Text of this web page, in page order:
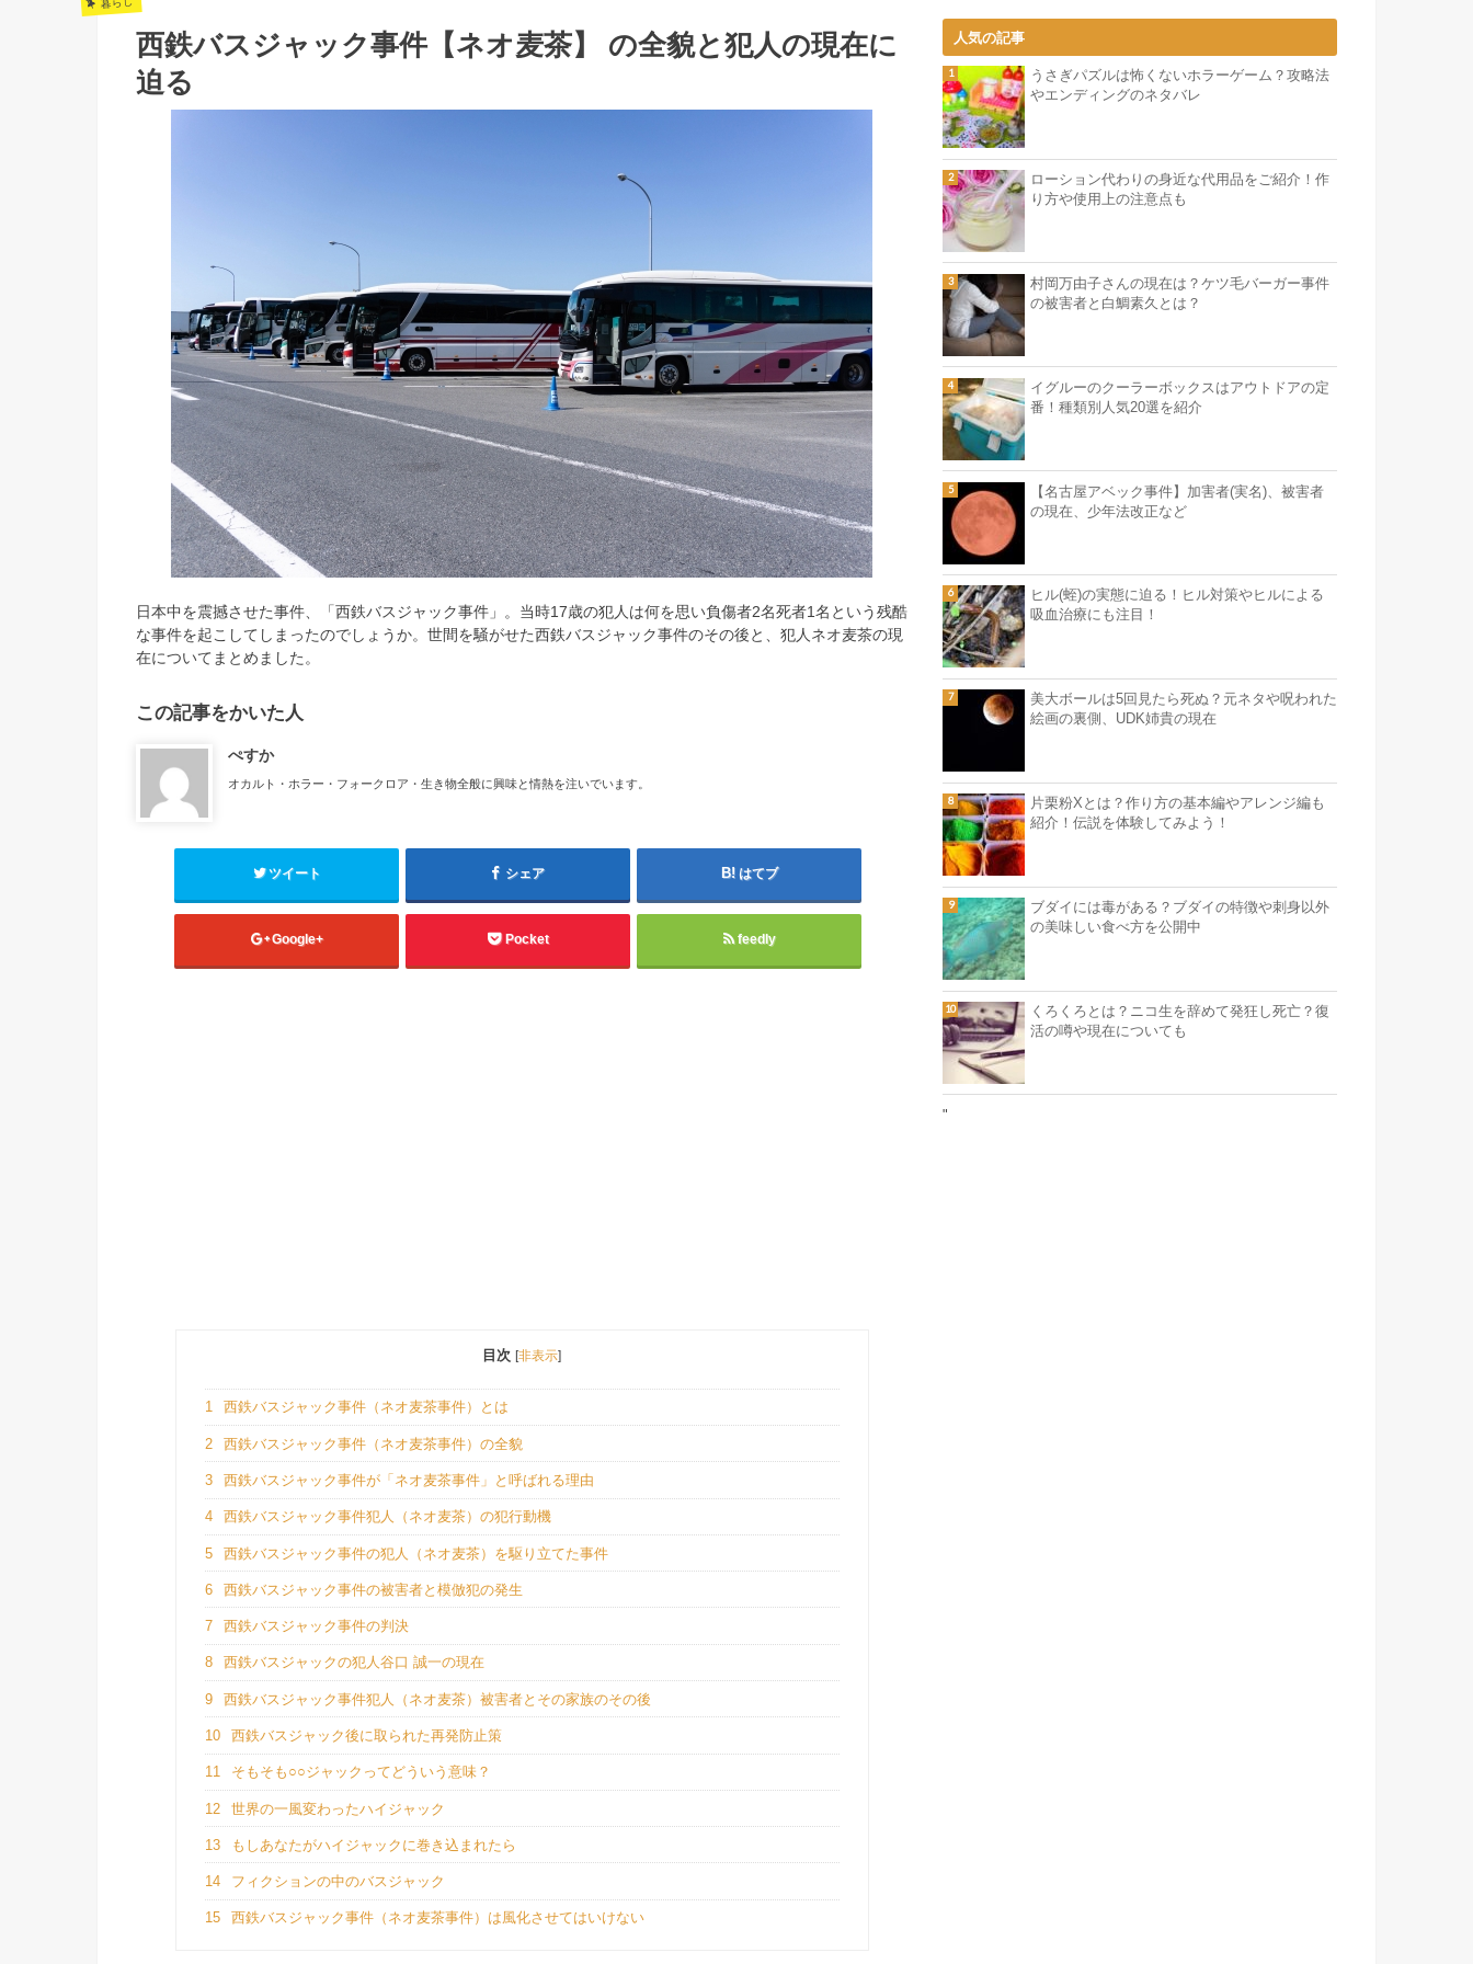
西鉄バスジャック事件【ネオ麦茶】 の全貌と犯人の現在に
迫る
日本中を震撼させた事件、「西鉄バスジャック事件」。当時17歳の犯人は何を思い負傷者2名死者1名という残酷
な事件を起こしてしまったのでしょうか。世間を騒がせた西鉄バスジャック事件のその後と、犯人ネオ麦茶の現
在についてまとめました。
この記事をかいた人
ぺすか
オカルト・ホラー・フォークロア・生き物全般に興味と情熱を注いでいます。
ツイート シェア はてブ
Google+ Pocket feedly
目次 [非表示]
1 西鉄バスジャック事件（ネオ麦茶事件）とは
2 西鉄バスジャック事件（ネオ麦茶事件）の全貌
3 西鉄バスジャック事件が「ネオ麦茶事件」と呼ばれる理由
4 西鉄バスジャック事件犯人（ネオ麦茶）の犯行動機
5 西鉄バスジャック事件の犯人（ネオ麦茶）を駆り立てた事件
6 西鉄バスジャック事件の被害者と模倣犯の発生
7 西鉄バスジャック事件の判決
8 西鉄バスジャックの犯人谷口 誠一の現在
9 西鉄バスジャック事件犯人（ネオ麦茶）被害者とその家族のその後
10 西鉄バスジャック後に取られた再発防止策
11 そもそも○○ジャックってどういう意味？
12 世界の一風変わったハイジャック
13 もしあなたがハイジャックに巻き込まれたら
14 フィクションの中のバスジャック
15 西鉄バスジャック事件（ネオ麦茶事件）は風化させてはいけない
人気の記事
うさぎパズルは怖くないホラーゲーム？攻略法
やエンディングのネタバレ
ローション代わりの身近な代用品をご紹介！作
り方や使用上の注意点も
村岡万由子さんの現在は？ケツ毛バーガー事件
の被害者と白鯛素久とは？
イグルーのクーラーボックスはアウトドアの定
番！種類別人気20選を紹介
【名古屋アベック事件】加害者(実名)、被害者
の現在、少年法改正など
ヒル(蛭)の実態に迫る！ヒル対策やヒルによる
吸血治療にも注目！
美大ボールは5回見たら死ぬ？元ネタや呪われた
絵画の裏側、UDK姉貴の現在
片栗粉Xとは？作り方の基本編やアレンジ編も
紹介！伝説を体験してみよう！
ブダイには毒がある？ブダイの特徴や刺身以外
の美味しい食べ方を公開中
くろくろとは？ニコ生を辞めて発狂し死亡？復
活の噂や現在についても
"